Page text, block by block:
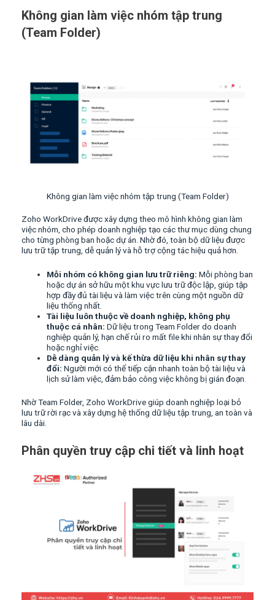
Không gian làm việc nhóm tập trung
(Team Folder)
Không gian làm việc nhóm tập trung (Team Folder)
Zoho WorkDrive được xây dựng theo mô hình không gian làm
việc nhóm, cho phép doanh nghiệp tạo các thư mục dùng chung
cho từng phòng ban hoặc dự án. Nhờ đó, toàn bộ dữ liệu được
lưu trữ tập trung, dễ quản lý và hỗ trợ cộng tác hiệu quả hơn.
Mỗi nhóm có không gian lưu trữ riêng: Mỗi phòng ban
hoặc dự án sở hữu một khu vực lưu trữ độc lập, giúp tập
hợp đầy đủ tài liệu và làm việc trên cùng một nguồn dữ
liệu thống nhất.
Tài liệu luôn thuộc về doanh nghiệp, không phụ
thuộc cá nhân: Dữ liệu trong Team Folder do doanh
nghiệp quản lý, hạn chế rủi ro mất file khi nhân sự thay đổi
hoặc nghỉ việc.
Dễ dàng quản lý và kế thừa dữ liệu khi nhân sự thay
đổi: Người mới có thể tiếp cận nhanh toàn bộ tài liệu và
lịch sử làm việc, đảm bảo công việc không bị gián đoạn.
Nhờ Team Folder, Zoho WorkDrive giúp doanh nghiệp loại bỏ
lưu trữ rời rạc và xây dựng hệ thống dữ liệu tập trung, an toàn và
lâu dài.
Phân quyền truy cập chi tiết và linh hoạt